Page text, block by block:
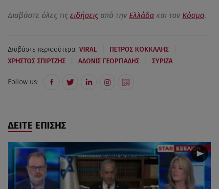
Διαβάστε όλες τις ειδήσεις από την Ελλάδα και τον Κόσμο.
Διαβάστε περισσότερα: VIRAL ΠΕΤΡΟΣ ΚΟΚΚΑΛΗΣ
ΧΡΗΣΤΟΣ ΣΠΙΡΤΖΗΣ ΑΔΩΝΙΣ ΓΕΩΡΓΙΑΔΗΣ ΣΥΡΙΖΑ
Follow us:
ΔΕΙΤΕ ΕΠΙΣΗΣ